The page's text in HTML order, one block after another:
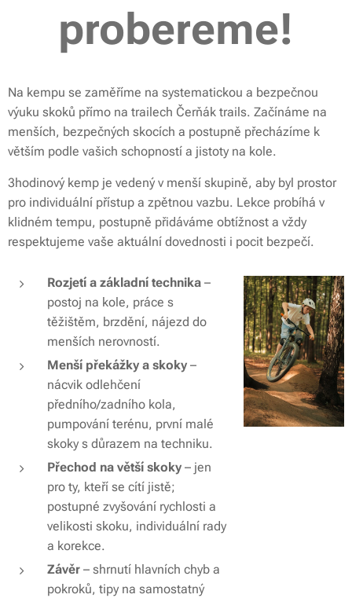
probereme!
Na kempu se zaměříme na systematickou a bezpečnou
výuku skoků přímo na trailech Čerňák trails. Začínáme na
menších, bezpečných skocích a postupně přecházíme k
větším podle vašich schopností a jistoty na kole.
3hodinový kemp je vedený v menší skupině, aby byl prostor
pro individuální přístup a zpětnou vazbu. Lekce probíhá v
klidném tempu, postupně přidáváme obtížnost a vždy
respektujeme vaše aktuální dovednosti i pocit bezpečí.
Rozjetí a základní technika –
postoj na kole, práce s
těžištěm, brzdění, nájezd do
menších nerovností.
Menší překážky a skoky –
nácvik odlehčení
předního/zadního kola,
pumpování terénu, první malé
skoky s důrazem na techniku.
Přechod na větší skoky – jen
pro ty, kteří se cítí jistě;
postupné zvyšování rychlosti a
velikosti skoku, individuální rady
a korekce.
Závěr – shrnutí hlavních chyb a
pokroků, tipy na samostatný